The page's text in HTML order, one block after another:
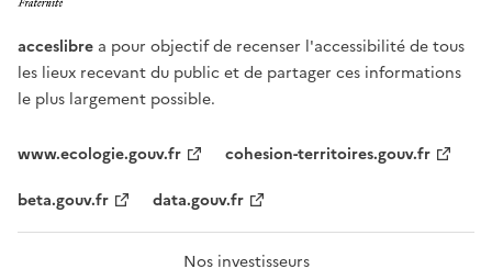
acceslibre a pour objectif de recenser l'accessibilité de tous
les lieux recevant du public et de partager ces informations
le plus largement possible.
www.ecologie.gouv.fr
cohesion-territoires.gouv.fr
beta.gouv.fr
data.gouv.fr
Nos investisseurs